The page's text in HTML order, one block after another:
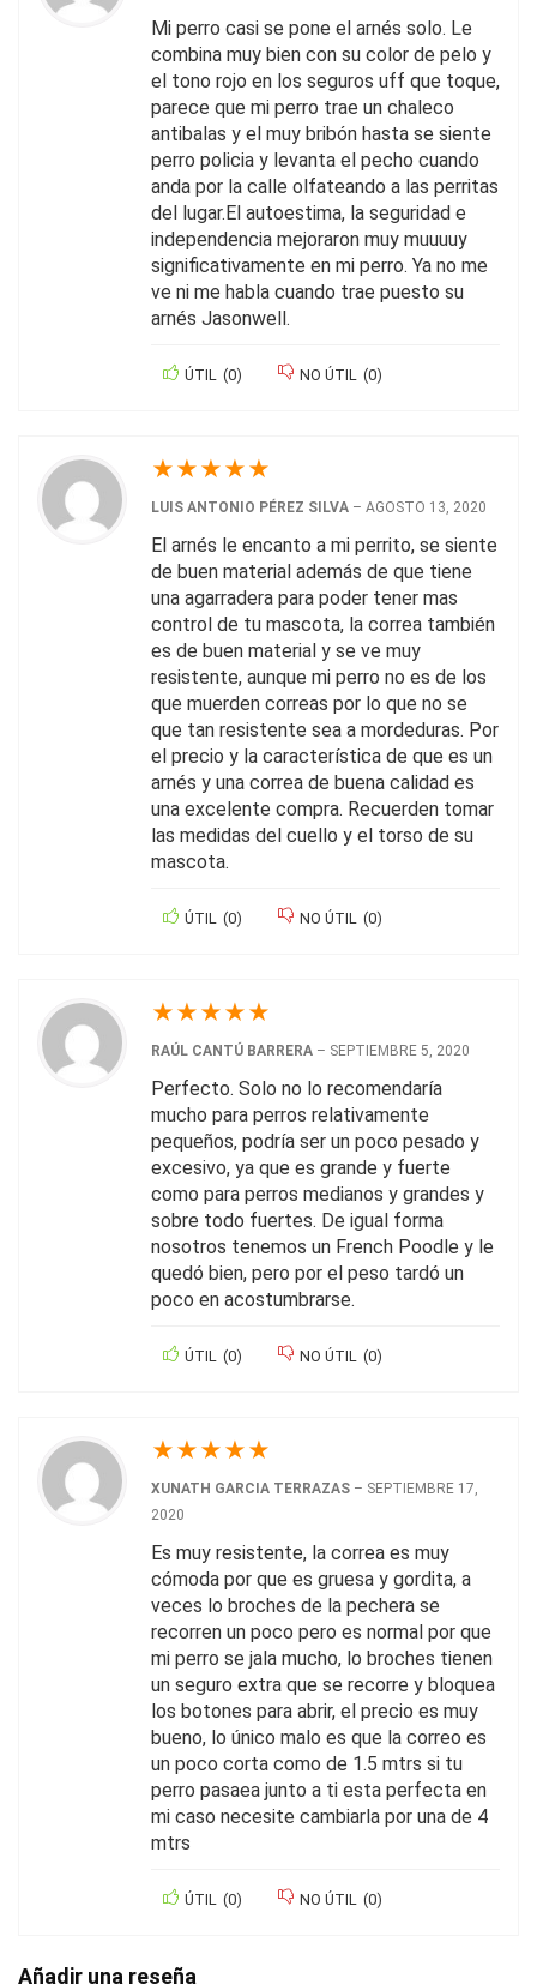
Mi perro casi se pone el arnés solo. Le
combina muy bien con su color de pelo y
el tono rojo en los seguros uff que toque,
parece que mi perro trae un chaleco
antibalas y el muy bribón hasta se siente
perro policia y levanta el pecho cuando
anda por la calle olfateando a las perritas
del lugar.El autoestima, la seguridad e
independencia mejoraron muy muuuuy
significativamente en mi perro. Ya no me
ve ni me habla cuando trae puesto su
arnés Jasonwell.
ÚTIL (0) NO ÚTIL (0)
★★★★★
LUIS ANTONIO PÉREZ SILVA – AGOSTO 13, 2020
El arnés le encanto a mi perrito, se siente
de buen material además de que tiene
una agarradera para poder tener mas
control de tu mascota, la correa también
es de buen material y se ve muy
resistente, aunque mi perro no es de los
que muerden correas por lo que no se
que tan resistente sea a mordeduras. Por
el precio y la característica de que es un
arnés y una correa de buena calidad es
una excelente compra. Recuerden tomar
las medidas del cuello y el torso de su
mascota.
ÚTIL (0) NO ÚTIL (0)
★★★★★
RAÚL CANTÚ BARRERA – SEPTIEMBRE 5, 2020
Perfecto. Solo no lo recomendaría
mucho para perros relativamente
pequeños, podría ser un poco pesado y
excesivo, ya que es grande y fuerte
como para perros medianos y grandes y
sobre todo fuertes. De igual forma
nosotros tenemos un French Poodle y le
quedó bien, pero por el peso tardó un
poco en acostumbrarse.
ÚTIL (0) NO ÚTIL (0)
★★★★★
XUNATH GARCIA TERRAZAS – SEPTIEMBRE 17,
2020
Es muy resistente, la correa es muy
cómoda por que es gruesa y gordita, a
veces lo broches de la pechera se
recorren un poco pero es normal por que
mi perro se jala mucho, lo broches tienen
un seguro extra que se recorre y bloquea
los botones para abrir, el precio es muy
bueno, lo único malo es que la correo es
un poco corta como de 1.5 mtrs si tu
perro pasaea junto a ti esta perfecta en
mi caso necesite cambiarla por una de 4
mtrs
ÚTIL (0) NO ÚTIL (0)
Añadir una reseña